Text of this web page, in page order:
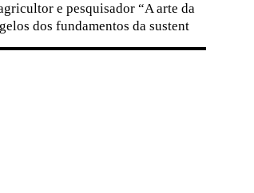
e pesquisador “A arte da
dos fundamentos da sustent